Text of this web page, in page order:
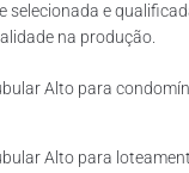
selecionada e
na produção.
Alto para
Alto para